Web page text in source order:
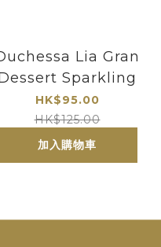
Lia Gran
Sparkling
HK$95.00
HK$125.00
加入購物車